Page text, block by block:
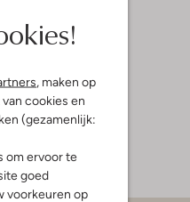
, maken op
cookies en
(gezamenlijk:
om ervoor te
goed
voorkeuren op